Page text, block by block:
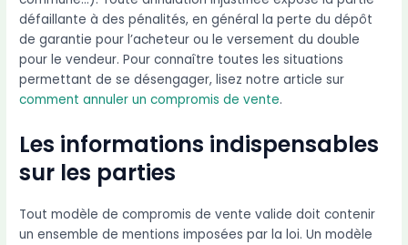
défaillante à des pénalités, en général la perte du dépôt
de garantie pour l’acheteur ou le versement du double
pour le vendeur. Pour connaître toutes les situations
permettant de se désengager, lisez notre article sur
comment annuler un compromis de vente.
Les informations indispensables
sur les parties
Tout modèle de compromis de vente valide doit contenir
un ensemble de mentions imposées par la loi. Un modèle